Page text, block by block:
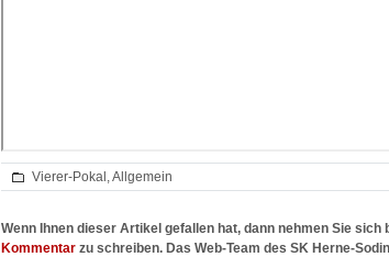
Vierer-Pokal ,Allgemein
Wenn Ihnen dieser Artikel gefallen hat, dann nehmen Sie sich
Kommentar zu schreiben. Das Web-Team des SK Herne-